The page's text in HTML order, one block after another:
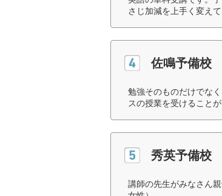
さじ加減を上手く変え
佐鳴予備校
勉強そのものだけでな
スの授業を受けること
秀英予備校
講師の先生がみなさん